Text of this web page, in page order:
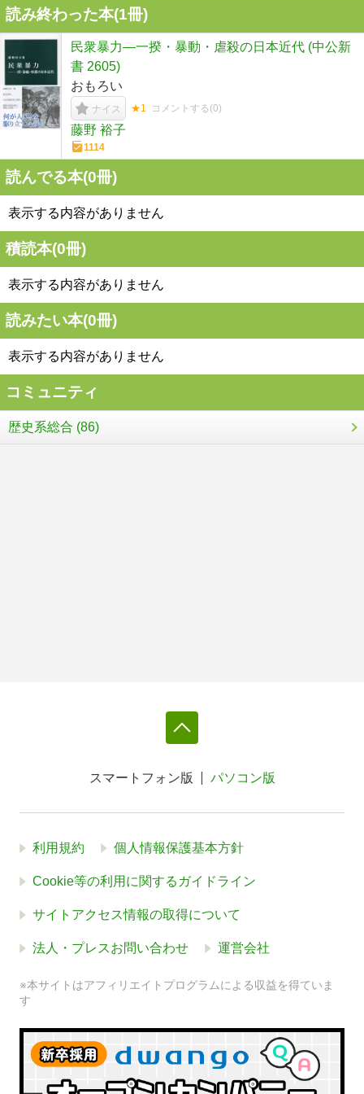
読み終わった本(1冊)
民衆暴力―一揆・暴動・虐殺の日本近代 (中公新
書 2605)
おもろい
ナイス ★1 コメントする(0)
藤野 裕子
1114
読んでる本(0冊)
表示する内容がありません
積読本(0冊)
表示する内容がありません
読みたい本(0冊)
表示する内容がありません
コミュニティ
歴史系総合 (86)
スマートフォン版 パソコン版
利用規約 個人情報保護基本方針
Cookie等の利用に関するガイドライン
サイトアクセス情報の取得について
法人・プレスお問い合わせ 運営会社
※本サイトはアフィリエイトプログラムによる収益を得ていま
す